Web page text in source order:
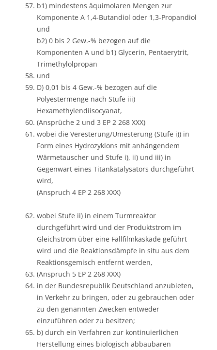
b1) mindestens äquimolaren Mengen zur
Komponente A 1,4-Butandiol oder 1,3-Propandiol
und
b2) 0 bis 2 Gew.-% bezogen auf die
Komponenten A und b1) Glycerin, Pentaerytrit,
Trimethylolpropan
und
D) 0,01 bis 4 Gew.-% bezogen auf die
Polyestermenge nach Stufe iii)
Hexamethylendiisocyanat,
(Ansprüche 2 und 3 EP 2 268 XXX)
wobei die Veresterung/Umesterung (Stufe i)) in
Form eines Hydrozyklons mit anhängendem
Wärmetauscher und Stufe i), ii) und iii) in
Gegenwart eines Titankatalysators durchgeführt
wird,
(Anspruch 4 EP 2 268 XXX)
wobei Stufe ii) in einem Turmreaktor
durchgeführt wird und der Produktstrom im
Gleichstrom über eine Fallfilmkaskade geführt
wird und die Reaktionsdämpfe in situ aus dem
Reaktionsgemisch entfernt werden,
(Anspruch 5 EP 2 268 XXX)
in der Bundesrepublik Deutschland anzubieten,
in Verkehr zu bringen, oder zu gebrauchen oder
zu den genannten Zwecken entweder
einzuführen oder zu besitzen;
b) durch ein Verfahren zur kontinuierlichen
Herstellung eines biologisch abbaubaren